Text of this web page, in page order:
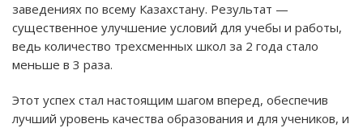
заведениях по всему Казахстану. Результат —
существенное улучшение условий для учебы и работы,
ведь количество трехсменных школ за 2 года стало
меньше в 3 раза.
Этот успех стал настоящим шагом вперед, обеспечив
лучший уровень качества образования и для учеников, и